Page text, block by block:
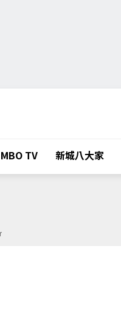
MBO TV 新城八大家